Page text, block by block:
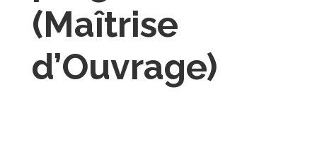
(Maîtrise
d’Ouvrage)